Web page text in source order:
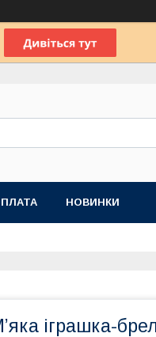
НОВИНКИ
іграшка-